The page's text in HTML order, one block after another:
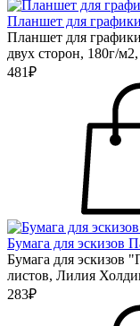
Планшет для
Планшет для
двух сторон, 180г/
481₽
Бумага для эскизов
Бумага для эскизов
листов, Лилия
283₽